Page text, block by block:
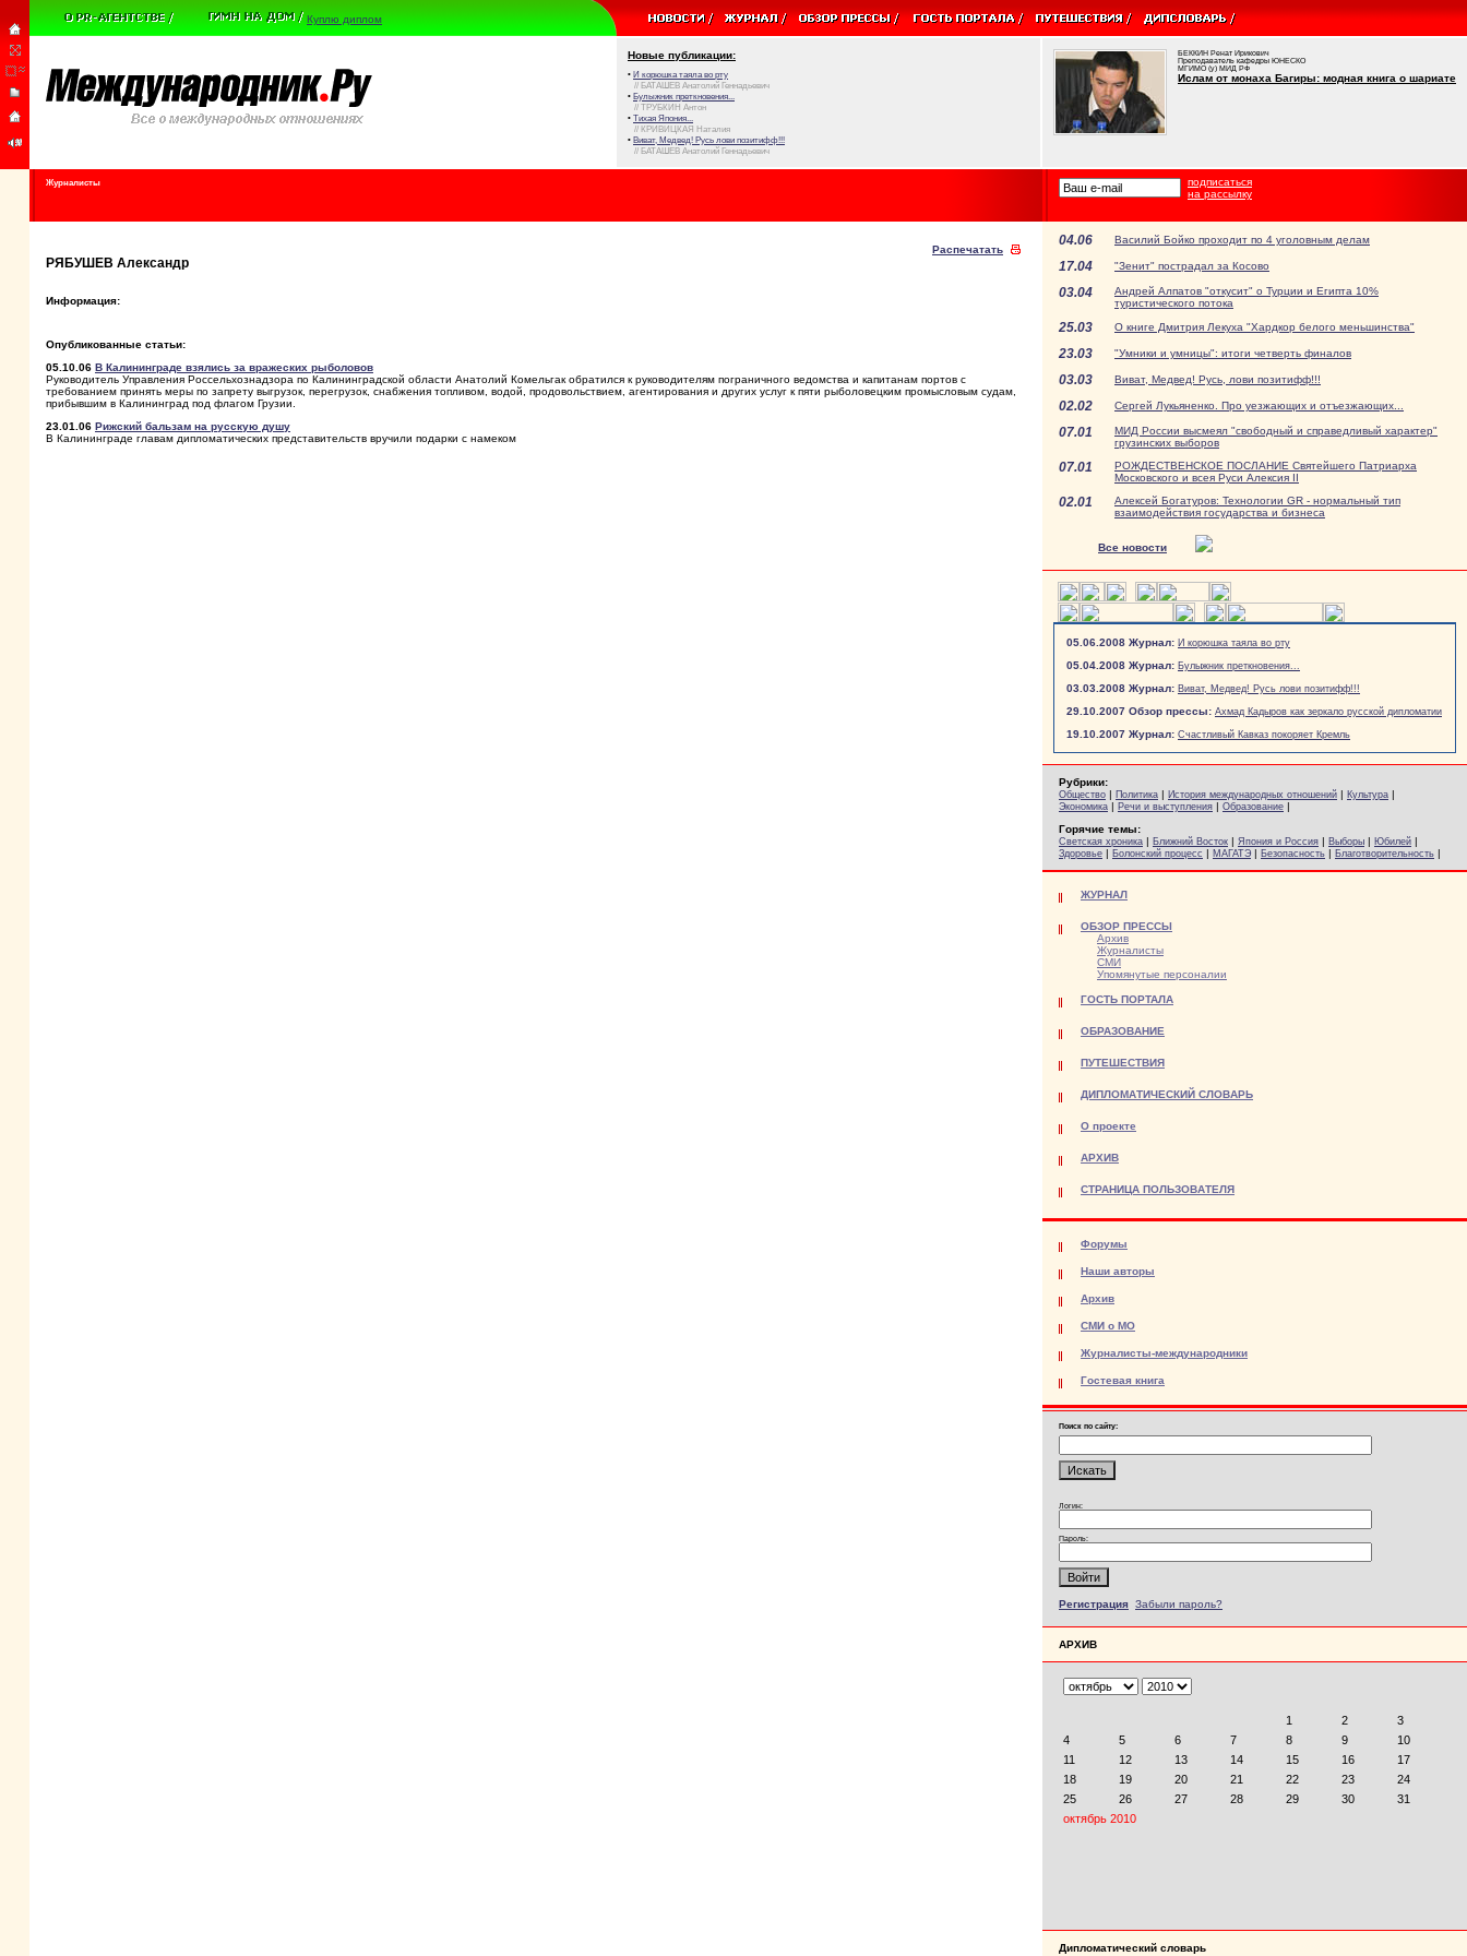
Куплю диплом
Новые публикации:
• И корюшка таяла во рту
// БАТАШЕВ Анатолий Геннадьевич
• Булыжник преткновения...
// ТРУБКИН Антон
• Тихая Япония...
// КРИВИЦКАЯ Наталия
• Виват, Медвед! Русь лови позитифф!!!
// БАТАШЕВ Анатолий Геннадьевич
БЕККИН Ренат Ирикович
Преподаватель кафедры ЮНЕСКО
МГИМО (у) МИД РФ
Ислам от монаха Багиры: модная книга о шариате
Журналисты
подписаться
на рассылку
Распечатать
РЯБУШЕВ Александр
Информация:
Опубликованные статьи:
05.10.06 В Калининграде взялись за вражеских рыболовов
Руководитель Управления Россельхознадзора по Калининградской области Анатолий Комельгак обратился к руководителям пограничного ведомства и капитанам портов с
требованием принять меры по запрету выгрузок, перегрузок, снабжения топливом, водой, продовольствием, агентирования и других услуг к пяти рыболовецким промысловым судам,
прибывшим в Калининград под флагом Грузии.
23.01.06 Рижский бальзам на русскую душу
В Калининграде главам дипломатических представительств вручили подарки с намеком
04.06 Василий Бойко проходит по 4 уголовным делам
17.04 "Зенит" пострадал за Косово
03.04
Андрей Алпатов "откусит" о Турции и Египта 10%
туристического потока
25.03 О книге Дмитрия Лекуха "Хардкор белого меньшинства"
23.03 "Умники и умницы": итоги четверть финалов
03.03 Виват, Медвед! Русь, лови позитифф!!!
02.02 Сергей Лукьяненко. Про уезжающих и отъезжающих...
07.01
МИД России высмеял "свободный и справедливый характер"
грузинских выборов
07.01
РОЖДЕСТВЕНСКОЕ ПОСЛАНИЕ Святейшего Патриарха
Московского и всея Руси Алексия II
02.01
Алексей Богатуров: Технологии GR - нормальный тип
взаимодействия государства и бизнеса
Все новости
05.06.2008 Журнал: И корюшка таяла во рту
05.04.2008 Журнал: Булыжник преткновения...
03.03.2008 Журнал: Виват, Медвед! Русь лови позитифф!!!
29.10.2007 Обзор прессы: Ахмад Кадыров как зеркало русской дипломатии
19.10.2007 Журнал: Счастливый Кавказ покоряет Кремль
Рубрики:
Общество | Политика | История международных отношений | Культура |
Экономика | Речи и выступления | Образование |
Горячие темы:
Светская хроника | Ближний Восток | Япония и Россия | Выборы | Юбилей |
Здоровье | Болонский процесс | МАГАТЭ | Безопасность | Благотворительность |
ЖУРНАЛ
ОБЗОР ПРЕССЫ
Архив
Журналисты
СМИ
Упомянутые персоналии
ГОСТЬ ПОРТАЛА
ОБРАЗОВАНИЕ
ПУТЕШЕСТВИЯ
ДИПЛОМАТИЧЕСКИЙ СЛОВАРЬ
О проекте
АРХИВ
СТРАНИЦА ПОЛЬЗОВАТЕЛЯ
Форумы
Наши авторы
Архив
СМИ о МО
Журналисты-международники
Гостевая книга
Поиск по сайту:
Логин:
Пароль:
Регистрация Забыли пароль?
АРХИВ
Дипломатический словарь